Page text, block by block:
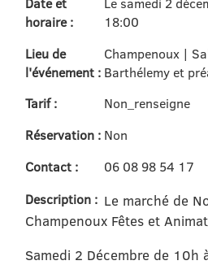
horaire :
18:00
Lieu de
l'événement :
Champenoux |
Barthélemy et
Tarif :
Non_renseigne
Réservation : Non
Contact :
06 08 98 54 17
Description : Le marché de
Champenoux Fêtes et
Samedi 2 Décembre de 10h